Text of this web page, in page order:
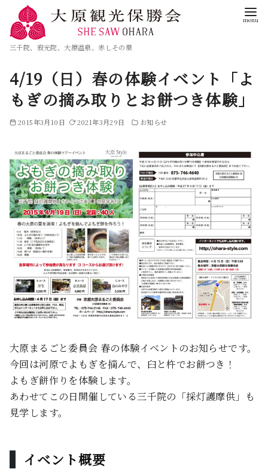
三千院、寂光院、大原温泉、赤しその里
4/19（日）春の体験イベント「よ
もぎの摘み取りとお餅つき体験」
2015年3月10日 2021年3月29日 お知らせ
大原まるごと委員会 春の体験イベントのお知らせです。
今回は河原でよもぎを摘んで、臼と杵でお餅つき！
よもぎ餅作りを体験します。
あわせてこの日開催している三千院の「採灯護摩供」も
見学します。
イベント概要